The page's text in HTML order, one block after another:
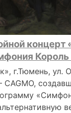
концерт
г.Тюмень, ул.